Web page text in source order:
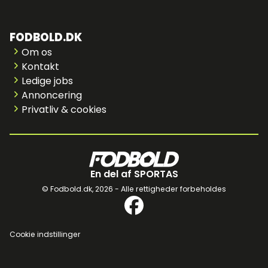
FODBOLD.DK
Om os
Kontakt
Ledige jobs
Annoncering
Privatliv & cookies
En del af SPORTAS
© Fodbold.dk,2026 - Alle rettigheder forbeholdes
Cookie indstillinger